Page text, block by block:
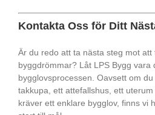
Kontakta Oss för Ditt
Är du redo att ta nästa steg mot att
byggdrömmar? Låt LPS Bygg vara
bygglovsprocessen. Oavsett om
takkupa, ett attefallshus, ett
kräver ett enklare bygglov, finns vi